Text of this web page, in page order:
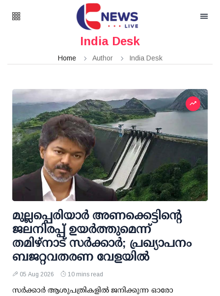
India Desk
Home Author India Desk
മുല്ലപ്പെരിയാര്‍ അണക്കെട്ടിന്റെ
ജലനിരപ്പ് ഉയര്‍ത്തുമെന്ന്
തമിഴ്‌നാട് സര്‍ക്കാര്‍; പ്രഖ്യാപനം
ബജറ്റവതരണ വേളയില്‍
05 Aug 2026 10 mins read
സര്‍ക്കാര്‍ ആശുപത്രികളില്‍ ജനിക്കുന്ന ഓരോ